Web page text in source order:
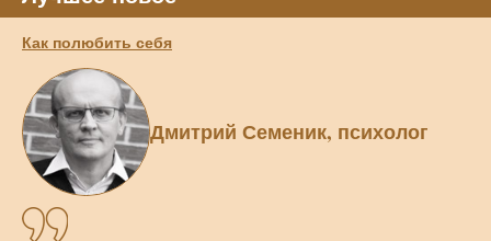
Как полюбить себя
Дмитрий Семеник, психолог